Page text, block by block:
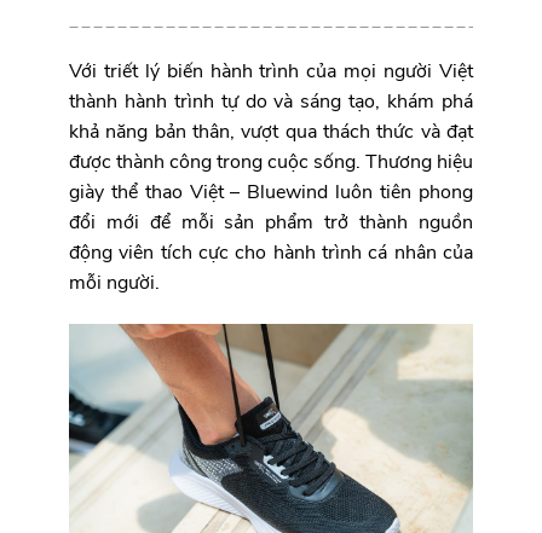
Với triết lý biến hành trình của mọi người Việt
thành hành trình tự do và sáng tạo, khám phá
khả năng bản thân, vượt qua thách thức và đạt
được thành công trong cuộc sống. Thương hiệu
giày thể thao Việt – Bluewind luôn tiên phong
đổi mới để mỗi sản phẩm trở thành nguồn
động viên tích cực cho hành trình cá nhân của
mỗi người.